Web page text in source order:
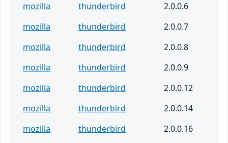
mozilla
thunderbird
2.0.0.6
mozilla
thunderbird
2.0.0.7
mozilla
thunderbird
2.0.0.8
mozilla
thunderbird
2.0.0.9
mozilla
thunderbird
2.0.0.12
mozilla
thunderbird
2.0.0.14
mozilla
thunderbird
2.0.0.16